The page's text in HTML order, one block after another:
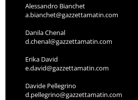
Alessandro Bianchet
a.bianchet@gazzettamatin.com
Danila Chenal
d.chenal@gazzettamatin.com
Erika David
e.david@gazzettamatin.com
Davide Pellegrino
d.pellegrino@gazzettamatin.com